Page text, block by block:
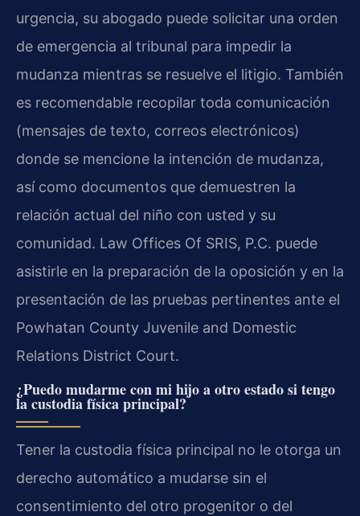
urgencia, su abogado puede solicitar una orden
de emergencia al tribunal para impedir la
mudanza mientras se resuelve el litigio. También
es recomendable recopilar toda comunicación
(mensajes de texto, correos electrónicos)
donde se mencione la intención de mudanza,
así como documentos que demuestren la
relación actual del niño con usted y su
comunidad. Law Offices Of SRIS, P.C. puede
asistirle en la preparación de la oposición y en la
presentación de las pruebas pertinentes ante el
Powhatan County Juvenile and Domestic
Relations District Court.
¿Puedo mudarme con mi hijo a otro estado si tengo
la custodia física principal?
Tener la custodia física principal no le otorga un
derecho automático a mudarse sin el
consentimiento del otro progenitor o del